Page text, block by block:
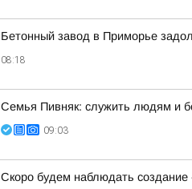
Бетонный завод в Приморье
08:18
Семья Пивняк: служить людям и
09:03
Скоро будем наблюдать